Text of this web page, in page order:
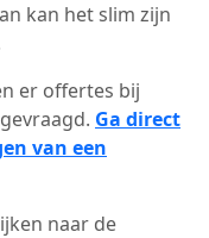
kan het slim zijn
er offertes bij
Ga direct
van een
naar de